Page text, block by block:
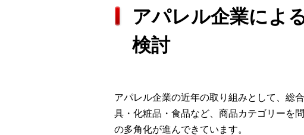
アパレル企業によ
検討
アパレル企業の近年の取り組みとして、総
具・化粧品・食品など、商品カテゴリーを
の多角化が進んできています。